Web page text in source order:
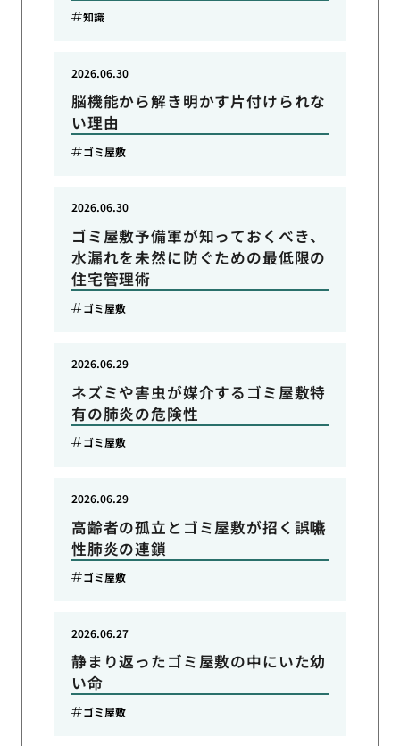
知識
脳機能から解き明かす片付けられな
い理由
2026.06.30
ゴミ屋敷
ゴミ屋敷予備軍が知っておくべき、
水漏れを未然に防ぐための最低限の
住宅管理術
2026.06.30
ゴミ屋敷
ネズミや害虫が媒介するゴミ屋敷特
有の肺炎の危険性
2026.06.29
ゴミ屋敷
高齢者の孤立とゴミ屋敷が招く誤嚥
性肺炎の連鎖
2026.06.29
ゴミ屋敷
静まり返ったゴミ屋敷の中にいた幼
い命
2026.06.27
ゴミ屋敷